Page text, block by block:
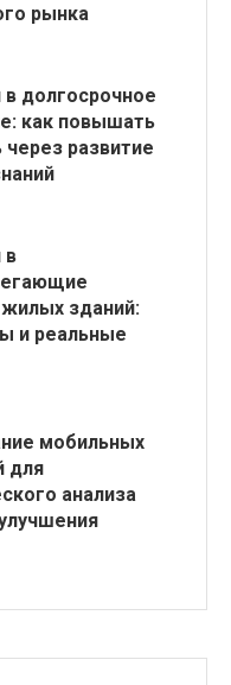
рынка
в долгосрочное
как повышать
развитие
в
зданий:
и реальные
мобильных
для
анализа